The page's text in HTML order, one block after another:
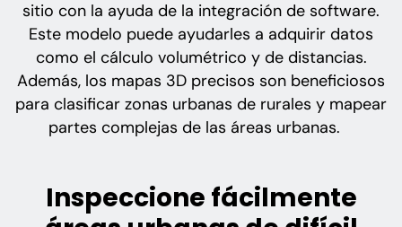
sitio con la ayuda de la integración de software.
Este modelo puede ayudarles a adquirir datos
como el cálculo volumétrico y de distancias.
Además, los mapas 3D precisos son beneficiosos
para clasificar zonas urbanas de rurales y mapear
partes complejas de las áreas urbanas.
Inspeccione fácilmente